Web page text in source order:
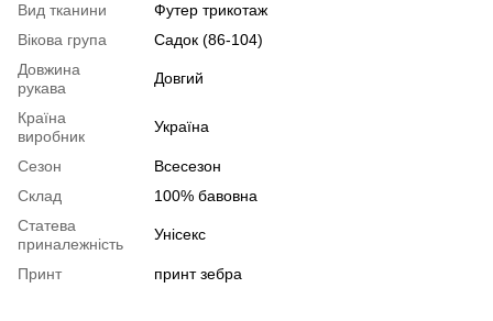
Вид тканини
Футер трикотаж
Вікова група
Садок (86-104)
Довжина
рукава
Довгий
Країна
виробник
Україна
Сезон
Всесезон
Склад
100% бавовна
Статева
приналежність
Унісекс
Принт принт зебра